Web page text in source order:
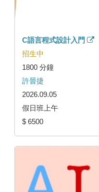
C語言程式設計入門
招生中
1800 分鐘
許晉捷
2026.09.05
假日班上午
$ 6500